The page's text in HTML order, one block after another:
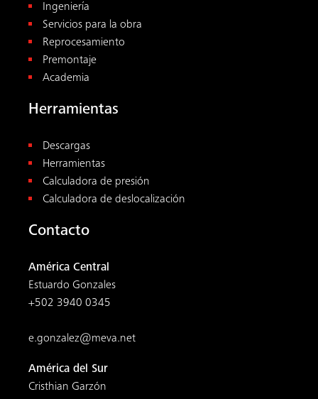
Ingeniería
Servicios para la obra
Reprocesamiento
Premontaje
Academia
Herramientas
Descargas
Herramientas
Calculadora de presión
Calculadora de deslocalización
Contacto
América Central
Estuardo Gonzales
+502 3940 0345
e.gonzalez@meva.net
América del Sur
Cristhian Garzón